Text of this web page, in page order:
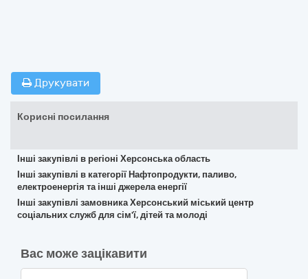
Друкувати
Корисні посилання
Інші закупівлі в регіоні Херсонська область
Інші закупівлі в категорії Нафтопродукти, паливо,
електроенергія та інші джерела енергії
Інші закупівлі замовника Херсонський міський центр
соціальних служб для сім'ї, дітей та молоді
Вас може зацікавити